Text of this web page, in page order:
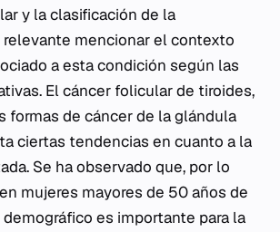
y la clasificación de la
relevante mencionar el contexto
a esta condición según las
El cáncer folicular de tiroides,
formas de cáncer de la glándula
ciertas tendencias en cuanto a la
Se ha observado que, por lo
mujeres mayores de 50 años de
es importante para la